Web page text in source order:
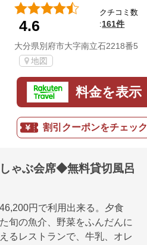
4.6
クチコミ数
:161件
大分県別府市大字南立石2218番5
地図
料金を表示
割引クーポンをチェック
ゃぶ会席◆無料貸切風呂
円で利用出来る。夕食
旬の魚介、野菜をふんだんに
るレストランで、牛乳、オレ